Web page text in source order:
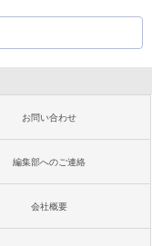
お問い合わせ
編集部へのご連絡
会社概要